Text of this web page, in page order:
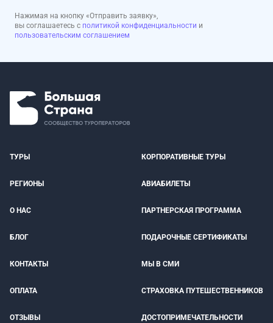
Нажимая на кнопку «Отправить заявку»,
вы соглашаетесь с политикой конфиденциальности и
пользовательским соглашением
ТУРЫ КОРПОРАТИВНЫЕ ТУРЫ
РЕГИОНЫ АВИАБИЛЕТЫ
О НАС ПАРТНЕРСКАЯ ПРОГРАММА
БЛОГ ПОДАРОЧНЫЕ СЕРТИФИКАТЫ
КОНТАКТЫ МЫ В СМИ
ОПЛАТА СТРАХОВКА ПУТЕШЕСТВЕННИКОВ
ОТЗЫВЫ ДОСТОПРИМЕЧАТЕЛЬНОСТИ